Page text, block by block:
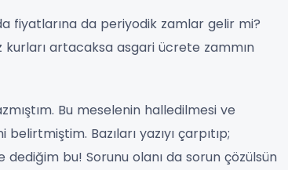
fiyatlarına da periyodik zamlar gelir mi?
artacaksa asgari ücrete zammın
Bu meselenin halledilmesi ve
Bazıları yazıyı çarpıtıp;
dediğim bu! Sorunu olanı da sorun çözülsün